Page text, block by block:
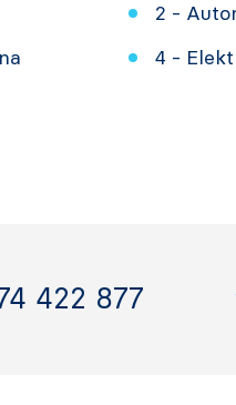
2 -
4 -
422 877